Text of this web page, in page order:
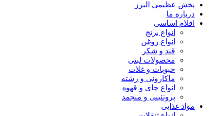
پخش عظیمی البرز
درباره ما
اقلام اساسی
انواع برنج
انواع روغن
قند و شکر
محصولات لبنی
حبوبات و غلات
ماکارونی و رشته
انواع چای و قهوه
پروتئینی و منجمد
مواد غذایی